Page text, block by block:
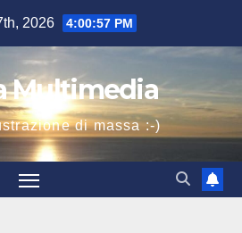
2026 4:00:58 PM
Multimedia
di massa :-)